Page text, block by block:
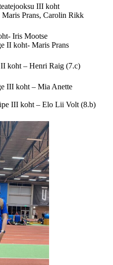
III koht
Prans, Carolin Rikk
Iris Mootse
II koht- Maris Prans
koht – Henri Raig (7.c)
III koht – Mia Anette
III koht – Elo Lii Volt (8.b)